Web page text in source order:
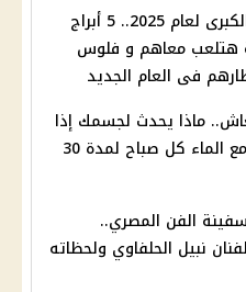
الأبراج المالية الكبرى لعام 2025.. 5 أبراج
هتلعب معاهم و فلوس
فى العام الجديد
ماذا يحدث لجسمك إذا
شربت الليمون مع الماء كل صباح لمدة 30
الفن المصري..
نبيل الحلفاوي ولحظاته